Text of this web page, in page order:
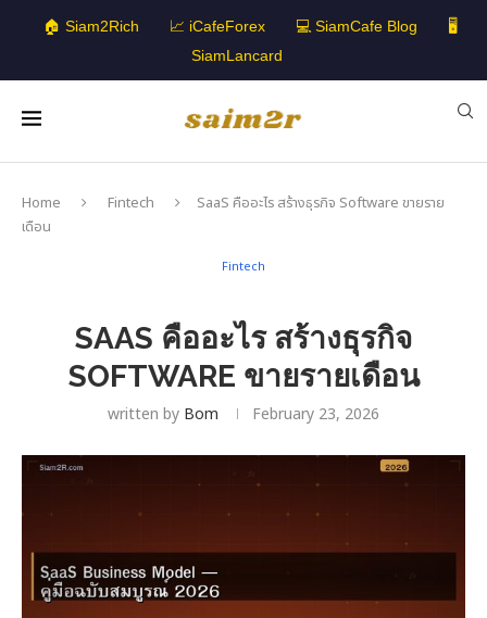
🏠 Siam2Rich 📈 iCafeForex 💻 SiamCafe Blog
🖥️
SiamLancard
Home Fintech
SaaS คืออะไร สร้างธุรกิจ Software ขายราย
เดือน
Fintech
SAAS คืออะไร สร้างธุรกิจ
SOFTWARE ขายรายเดือน
written by Bom February 23, 2026